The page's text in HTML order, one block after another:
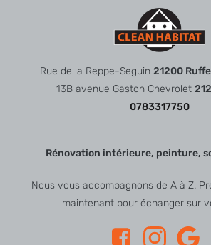
Rue de la Reppe-Seguin 21200
13B avenue Gaston Chevrolet
0783317750
Rénovation intérieure, peinture,
Nous vous accompagnons de A à Z.
maintenant pour échanger sur